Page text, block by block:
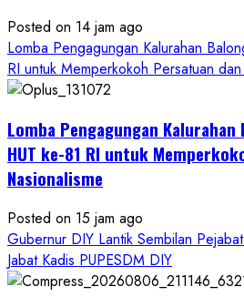
Posted on 14 jam ago
Lomba Pengagungan Kalurahan
RI untuk Memperkokoh Persatuan
Lomba Pengagungan Kalurahan
HUT ke-81 RI untuk
Nasionalisme
Posted on 15 jam ago
Gubernur DIY Lantik Sembilan
Jabat Kadis PUPESDM DIY